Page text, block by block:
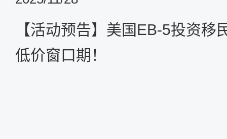
【活动预告】美国EB-5投资移
低价窗口期！